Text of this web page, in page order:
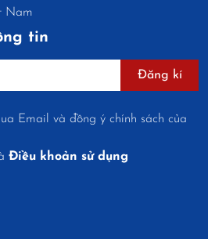
Nam
tin
Đăng kí
Email và đồng ý chính sách của
Điều khoản sử dụng